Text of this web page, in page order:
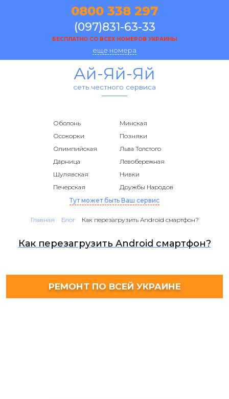
0800 338 297
(097)831-63-33
БЕСПЛАТНО СО ВСЕХ НОМЕРОВ УКРАИНЫ
еще номера
Ай-Яй-Яй
сеть честного сервиса
Оболонь
Минская
Осокорки
Позняки
Олимпийская
Льва Толстого
Дарница
Левобережная
Шулявская
Нивки
Печерская
Дружбы Народов
Тут может быть Ваш сервис
Главная Блог Как перезагрузить Android смартфон?
Как перезагрузить Android смартфон?
РЕМОНТ ПО ВСЕЙ УКРАИНЕ